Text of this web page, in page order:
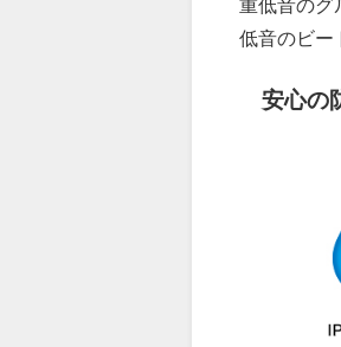
重低音のグ
低音のビー
安心の